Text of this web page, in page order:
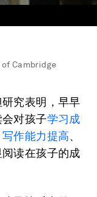
Cambridge
究表明，早早
对孩子学习成
写作能力提高、
读在孩子的成